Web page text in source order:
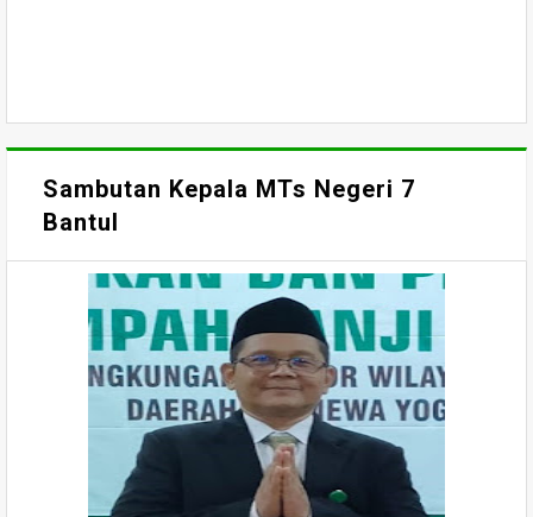
Sambutan Kepala MTs Negeri 7
Bantul